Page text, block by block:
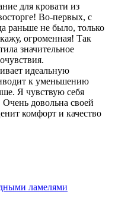
для кровати из
Во-первых, с
раньше не было, только
огроменная! Так
значительное
идеальную
к уменьшению
Я чувствую себя
довольна своей
комфорт и качество
ламелями